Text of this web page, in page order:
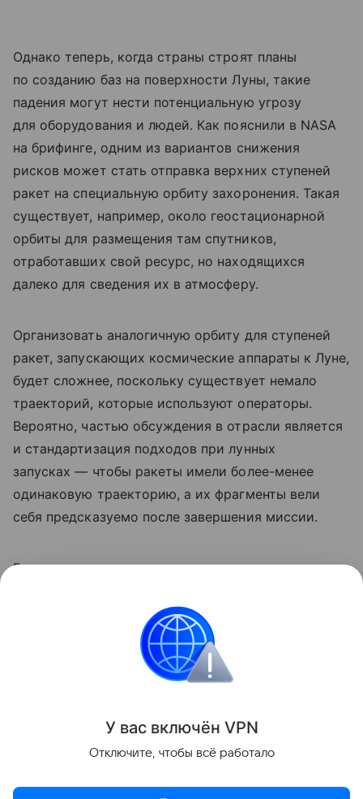
Однако теперь, когда страны строят планы
по созданию баз на поверхности Луны, такие
падения могут нести потенциальную угрозу
для оборудования и людей. Как пояснили в NASA
на брифинге, одним из вариантов снижения
рисков может стать отправка верхних ступеней
ракет на специальную орбиту захоронения. Такая
существует, например, около геостационарной
орбиты для размещения там спутников,
отработавших свой ресурс, но находящихся
далеко для сведения их в атмосферу.
Организовать аналогичную орбиту для ступеней
ракет, запускающих космические аппараты к Луне,
будет сложнее, поскольку существует немало
траекторий, которые используют операторы.
Вероятно, частью обсуждения в отрасли является
и стандартизация подходов при лунных
запусках — чтобы ракеты имели более-менее
одинаковую траекторию, а их фрагменты вели
себя предсказуемо после завершения миссии.
Ранее мырассказывалио предложении
астронавтов «Артемиды-3» на Луну.
Луна
Поделиться
У вас включён VPN
Отключите, чтобы всё работало